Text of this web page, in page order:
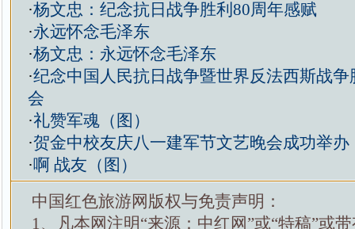
·杨文忠：纪念抗日战争胜利80周年感赋
·永远怀念毛泽东
·杨文忠：永远怀念毛泽东
·纪念中国人民抗日战争暨世界反法西斯战争
会
·礼赞军魂（图）
·贺金中校友庆八一建军节文艺晚会成功举办
·啊 战友（图）
中国红色旅游网版权与免责声明：
1、凡本网注明“来源：中红网”或“特稿”或